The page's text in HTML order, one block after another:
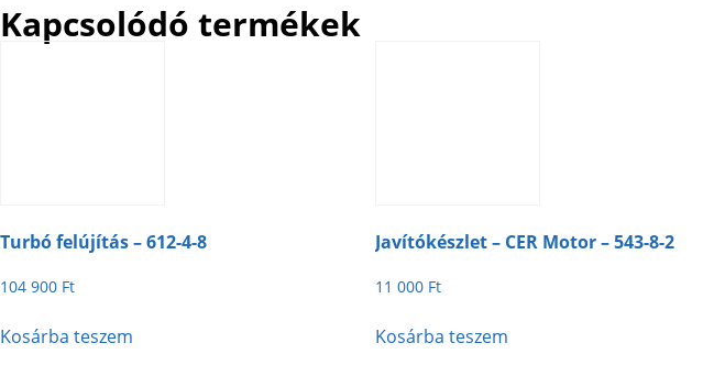
Kapcsolódó termékek
Turbó felújítás – 612-4-8
104 900 Ft
Kosárba teszem
Javítókészlet – CER Motor – 543-8-2
11 000 Ft
Kosárba teszem